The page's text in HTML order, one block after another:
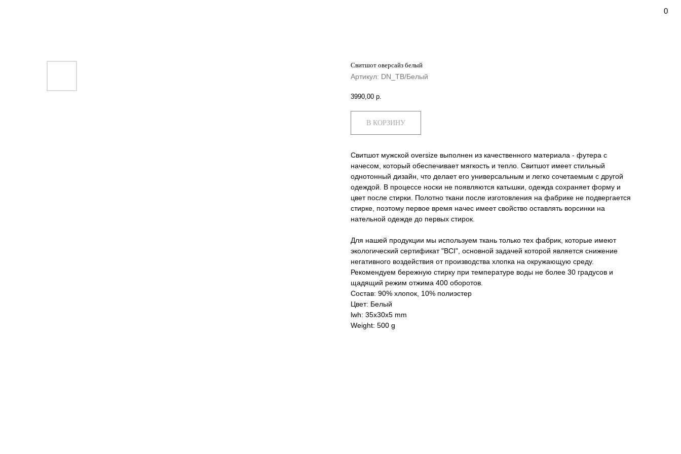
0
Свитшот оверсайз белый
Артикул: DN_TB/Белый
3990,00 р.
В КОРЗИНУ
Свитшот мужской oversize выполнен из качественного материала - футера с
начесом, который обеспечивает мягкость и тепло. Свитшот имеет стильный
однотонный дизайн, что делает его универсальным и легко сочетаемым с другой
одеждой. В процессе носки не появляются катышки, одежда сохраняет форму и
цвет после стирки. Полотно ткани после изготовления на фабрике не подвергается
стирке, поэтому первое время начес имеет свойство оставлять ворсинки на
нательной одежде до первых стирок.
Для нашей продукции мы используем ткань только тех фабрик, которые имеют
экологический сертификат "BCI", основной задачей которой является снижение
негативного воздействия от производства хлопка на окружающую среду.
Рекомендуем бережную стирку при температуре воды не более 30 градусов и
щадящий режим отжима 400 оборотов.
Состав: 90% хлопок, 10% полиэстер
Цвет: Белый
lwh: 35x30x5 mm
Weight: 500 g